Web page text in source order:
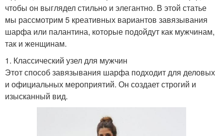
чтобы он выглядел стильно и элегантно. В этой статье
мы рассмотрим 5 креативных вариантов завязывания
шарфа или палантина, которые подойдут как мужчинам,
так и женщинам.
1. Классический узел для мужчин
Этот способ завязывания шарфа подходит для деловых
и официальных мероприятий. Он создает строгий и
изысканный вид.